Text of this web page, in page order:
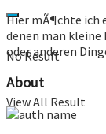
No Result
View All Result
Hier mÃ¶chte ich
denen man
oder anderen
About